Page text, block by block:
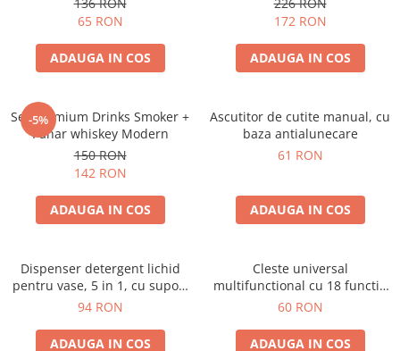
65 RON
ADAUGA IN COS
172 RON
ADAUGA IN COS
-5%
Set premium Drinks Smoker +
Pahar whiskey Modern
150 RON
142 RON
ADAUGA IN COS
Ascutitor de cutite manual, cu
baza antialunecare
61 RON
ADAUGA IN COS
Dispenser detergent lichid
pentru vase, 5 in 1, cu suport
burete si laveta, organizator
94 RON
ADAUGA IN COS
Cleste universal
multifunctional cu 18 functii,
pliabil
60 RON
ADAUGA IN COS